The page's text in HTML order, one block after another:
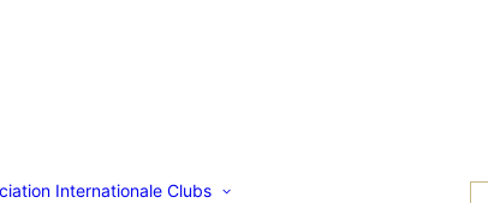
Internationale Clubs